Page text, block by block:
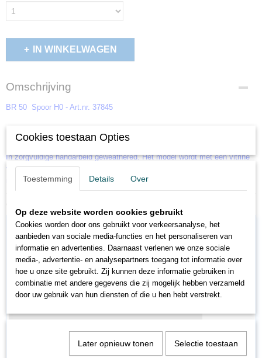
IN WINKELWAGEN
Omschrijving
BR 50 Spoor H0 - Art.nr. 37845
Model van de locomotief BR 50
In zorgvuldige handarbeid geweathered. Het model wordt met een vitrine
van doorzichtig acrylglas geleverd. Op de sokkel een metalen namplaat
met uw naam en de datum van uw 50ste verjaardag.
Cookies toestaan Opties
Toestemming Details Over
Op deze website worden cookies gebruikt
Cookies worden door ons gebruikt voor verkeersanalyse, het
aanbieden van sociale media-functies en het personaliseren van
informatie en advertenties. Daarnaast verlenen we onze sociale
media-, advertentie- en analysepartners toegang tot informatie over
hoe u onze site gebruikt. Zij kunnen deze informatie gebruiken in
combinatie met andere gegevens die zij mogelijk hebben verzameld
door uw gebruik van hun diensten of die u hen hebt verstrekt.
Later opnieuw tonen Selectie toestaan